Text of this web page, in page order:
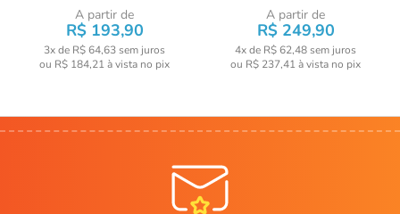
A partir de
R$ 193,90
3x de R$ 64,63sem juros
ou R$ 184,21 à vista no pix
A partir de
R$ 249,90
4x de R$ 62,48sem juros
ou R$ 237,41 à vista no pix